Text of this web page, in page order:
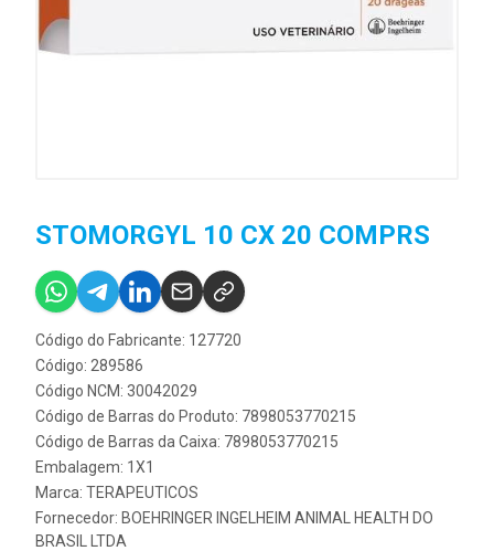
STOMORGYL 10 CX 20 COMPRS
Código do Fabricante: 127720
Código: 289586
Código NCM: 30042029
Código de Barras do Produto: 7898053770215
Código de Barras da Caixa: 7898053770215
Embalagem: 1X1
Marca: TERAPEUTICOS
Fornecedor: BOEHRINGER INGELHEIM ANIMAL HEALTH DO
BRASIL LTDA